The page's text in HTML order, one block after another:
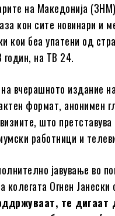
на Македонија
кон сите новинари и
кои беа упатени од
годин, на ТВ 24.
вчерашното издание
формат, анонимен
што
работници и
јавување во
колегата Огнен Јанески
те дигаат